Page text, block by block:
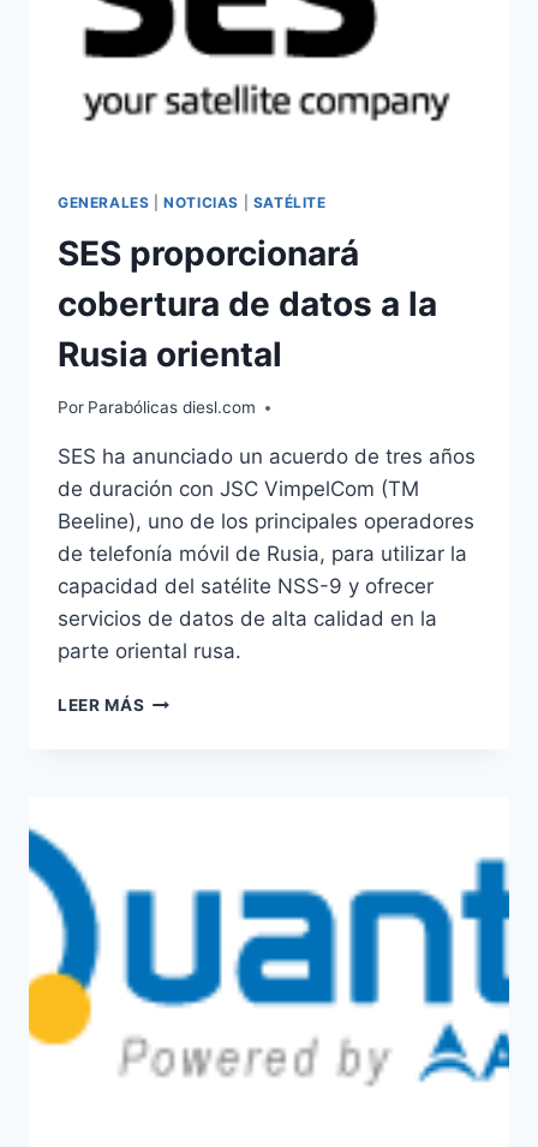
GENERALES |NOTICIAS SATÉLITE
SES proporcionará
cobertura de datos a la
Rusia oriental
Por Parabólicas diesl.com
SES ha anunciado un acuerdo de tres años
de duración con JSC VimpelCom (TM
Beeline), uno de los principales operadores
de telefonía móvil de Rusia, para utilizar la
capacidad del satélite NSS-9 y ofrecer
servicios de datos de alta calidad en la
parte oriental rusa.
LEER MÁS SES
ORIENTAL